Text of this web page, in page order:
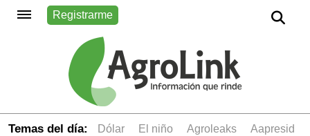
Registrarme
Temas del día: dólar el niño Agroleaks
aapresid